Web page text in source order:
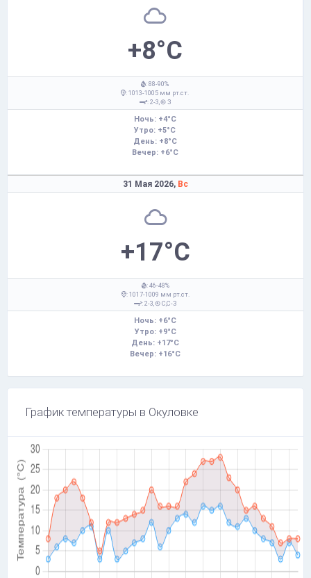
+8°C
: 88-90%
: 1013-1005 мм рт.ст.
: 2-3,
З
Ночь: +4°C
Утро: +5°C
День: +8°C
Вечер: +6°C
31 Мая 2026, Вс
+17°C
: 46-48%
: 1017-1009 мм рт.ст.
: 2-3,
С,С-З
Ночь: +6°C
Утро: +9°C
День: +17°C
Вечер: +16°C
График температуры в Окуловке